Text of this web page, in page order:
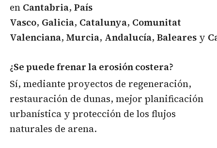
en Cantabria, País
Vasco, Galicia, Catalunya, Comunitat
Valenciana, Murcia, Andalucía, Baleares y
¿Se puede frenar la erosión costera?
Sí, mediante proyectos de regeneración,
restauración de dunas, mejor planificación
urbanística y protección de los flujos
naturales de arena.